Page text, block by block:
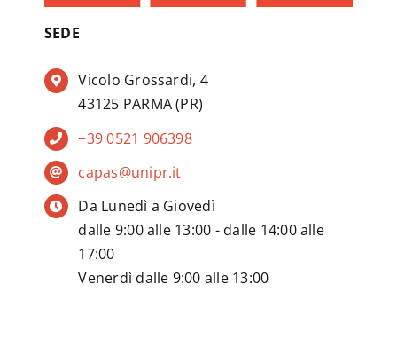
SEDE
Vicolo Grossardi, 4
43125 PARMA (PR)
+39 0521 906398
capas@unipr.it
Da Lunedì a Giovedì
dalle 9:00 alle 13:00 - dalle 14:00 alle
17:00
Venerdì dalle 9:00 alle 13:00